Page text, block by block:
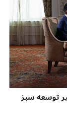
توسعه سبز